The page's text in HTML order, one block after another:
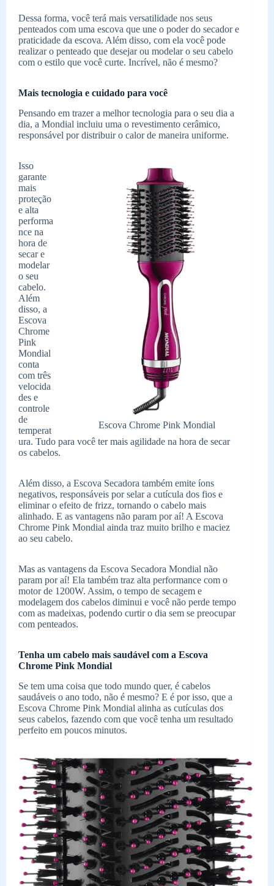
Dessa forma, você terá mais versatilidade nos seus
penteados com uma escova que une o poder do secador e
praticidade da escova. Além disso, com ela você pode
realizar o penteado que desejar ou modelar o seu cabelo
com o estilo que você curte. Incrível, não é mesmo?
Mais tecnologia e cuidado para você
Pensando em trazer a melhor tecnologia para o seu dia a
dia, a Mondial incluiu uma o revestimento cerâmico,
responsável por distribuir o calor de maneira uniforme.
Escova Chrome Pink Mondial
Isso
garante
mais
proteção
e alta
performa
nce na
hora de
secar e
modelar
o seu
cabelo.
Além
disso, a
Escova
Chrome
Pink
Mondial
conta
com três
velocida
des e
controle
de
temperat
ura. Tudo para você ter mais agilidade na hora de secar
os cabelos.
Além disso, a Escova Secadora também emite íons
negativos, responsáveis por selar a cutícula dos fios e
eliminar o efeito de frizz, tornando o cabelo mais
alinhado. E as vantagens não param por aí! A Escova
Chrome Pink Mondial ainda traz muito brilho e maciez
ao seu cabelo.
Mas as vantagens da Escova Secadora Mondial não
param por aí! Ela também traz alta performance com o
motor de 1200W. Assim, o tempo de secagem e
modelagem dos cabelos diminui e você não perde tempo
com as madeixas, podendo curtir o dia sem se preocupar
com penteados.
Tenha um cabelo mais saudável com a Escova
Chrome Pink Mondial
Se tem uma coisa que todo mundo quer, é cabelos
saudáveis o ano todo, não é mesmo? E é por isso, que a
Escova Chrome Pink Mondial alinha as cutículas dos
seus cabelos, fazendo com que você tenha um resultado
perfeito em poucos minutos.